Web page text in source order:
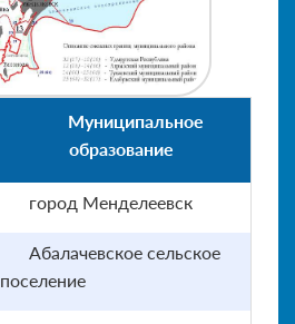
Муниципальное
образование
город Менделеевск
Абалачевское сельское
поселение